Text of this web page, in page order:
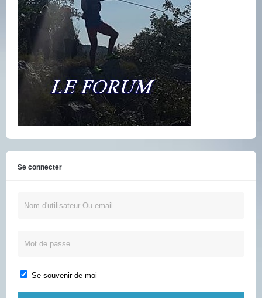
Se connecter
Se souvenir de moi